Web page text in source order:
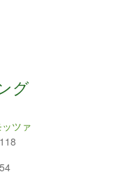
グ
ツァ